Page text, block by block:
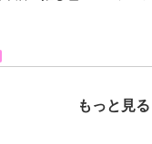
もっと見る